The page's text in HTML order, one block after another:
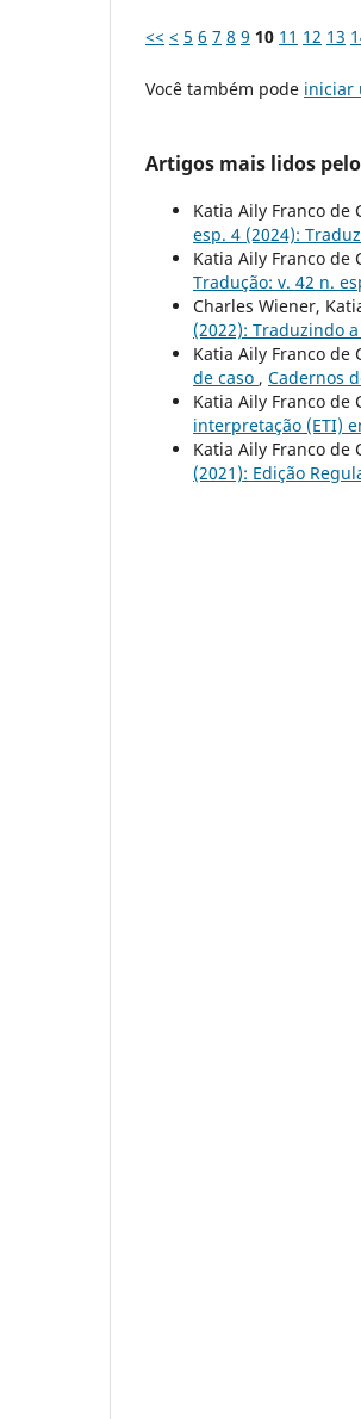
<< < 5 6 7 8 9 10 11 12 13
Você também pode iniciar
Artigos mais lidos
Katia Aily Franco de
esp. 4 (2024):
Katia Aily Franco de
Tradução: v. 42 n.
Charles Wiener,
(2022): Traduzindo
Katia Aily Franco de
de caso , Cadernos
Katia Aily Franco de
interpretação (ETI)
Katia Aily Franco de
(2021): Edição